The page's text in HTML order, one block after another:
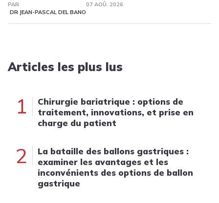
PAR
DR JEAN-PASCAL DEL BANO
07 AOÛ. 2026
Articles les plus lus
1
Chirurgie bariatrique : options de
traitement, innovations, et prise en
charge du patient
2
La bataille des ballons gastriques :
examiner les avantages et les
inconvénients des options de ballon
gastrique